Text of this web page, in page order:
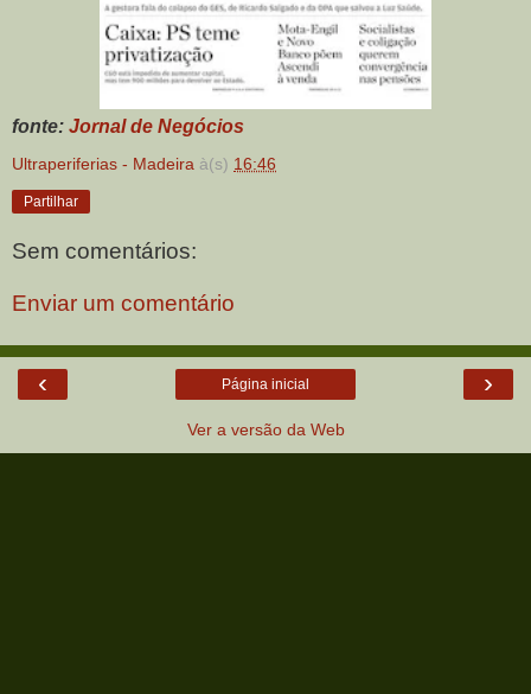
fonte: Jornal de Negócios
Ultraperiferias - Madeira à(s) 16:46
Partilhar
Sem comentários:
Enviar um comentário
‹ ›
Página inicial
Ver a versão da Web